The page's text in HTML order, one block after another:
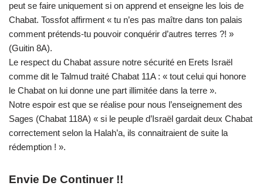
peut se faire uniquement si on apprend et enseigne les lois de
Chabat. Tossfot affirment « tu n’es pas maître dans ton palais
comment prétends-tu pouvoir conquérir d’autres terres ?! »
(Guitin 8A).
Le respect du Chabat assure notre sécurité en Erets Israël
comme dit le Talmud traité Chabat 11A : « tout celui qui honore
le Chabat on lui donne une part illimitée dans la terre ».
Notre espoir est que se réalise pour nous l’enseignement des
Sages (Chabat 118A) « si le peuple d’Israël gardait deux Chabat
correctement selon la Halah’a, ils connaitraient de suite la
rédemption ! ».
Envie De Continuer !!